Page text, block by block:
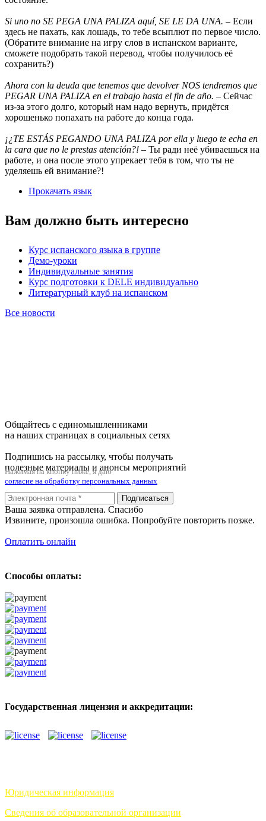
Si uno no SE PEGA UNA PALIZA aquí, SE LE DA UNA. – Если
здесь не пахать, как лошадь, то тебе всыплют по первое число.
(Обратите внимание на игру слов в испанском варианте,
сможете подобрать такой перевод, чтобы получилось её
сохранить?)
Ahora con la deuda que tenemos que devolver NOS tendremos que
PEGAR UNA PALIZA en el trabajo hasta el fin de año. – Сейчас
из-за этого долго, который нам надо вернуть, придётся
хорошенько попахать на работе до конца года.
¡¿TE ESTÁS PEGANDO UNA PALIZA por ella y luego te echa en
la cara que no le prestas atención?! – Ты ради неё убиваешься на
работе, и она после этого упрекает тебя в том, что ты не
уделяешь ей внимание?!
Прокачать язык
Вам должно быть интересно
Курс испанского языка в группе
Демо-уроки
Индивидуальные занятия
Курс подготовки к DELE индивидуально
Литературный клуб на испанском
Все новости
Общайтесь с единомышленниками
на наших страницах в социальных сетях
Подпишись на рассылку, чтобы получать
полезные материалы и анонсы мероприятий
Нажимая на кнопку ниже, я даю
согласие на обработку персональных данных
Подписаться
Ваша заявка отправлена. Спасибо
Извините, произошла ошибка. Попробуйте повторить позже.
Оплатить онлайн
Способы оплаты:
Государственная лицензия и аккредитации:
Юридическая информация
Сведения об образовательной организации